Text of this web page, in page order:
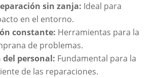
sin zanja: Ideal para
en el entorno.
constante: Herramientas para la
de problemas.
del personal: Fundamental para la
de las reparaciones.